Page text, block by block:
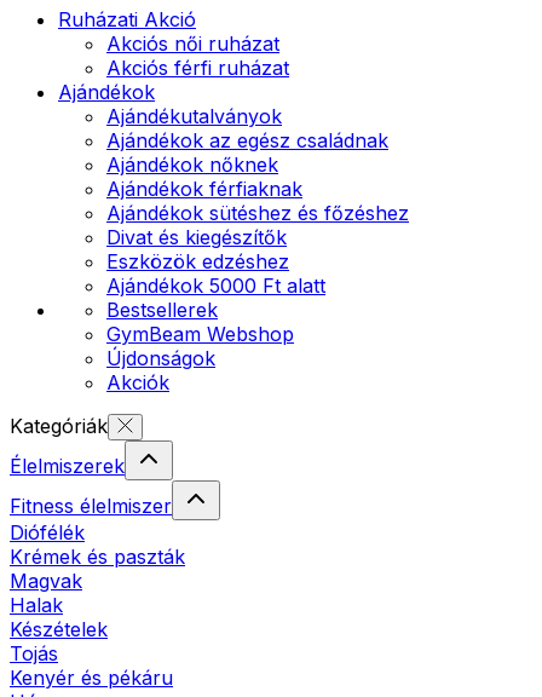
Ruházati Akció
Akciós női ruházat
Akciós férfi ruházat
Ajándékok
Ajándékutalványok
Ajándékok az egész családnak
Ajándékok nőknek
Ajándékok férfiaknak
Ajándékok sütéshez és főzéshez
Divat és kiegészítők
Eszközök edzéshez
Ajándékok 5000 Ft alatt
Bestsellerek
GymBeam Webshop
Újdonságok
Akciók
Kategóriák
Élelmiszerek
Fitness élelmiszer
Diófélék
Krémek és paszták
Magvak
Halak
Készételek
Tojás
Kenyér és pékáru